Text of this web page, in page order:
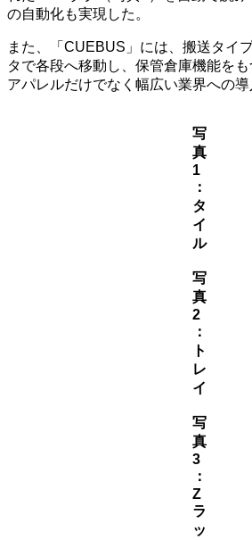
の自動化も実現した。
また、「CUEBUS」には、搬送タイ
タで各段へ移動し、保管倉庫機能をも
アパレルだけでなく幅広い業界への導
写
真
1
：
タ
イ
ル
写
真
2
：
ト
レ
イ
写
真
3
：
Z
ラ
ッ